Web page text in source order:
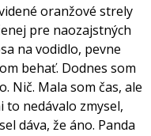
oranžové strely
pre naozajstných
na vodidlo, pevne
behať. Dodnes som
Nič. Mala som čas, ale
to nedávalo zmysel,
dáva, že áno. Panda